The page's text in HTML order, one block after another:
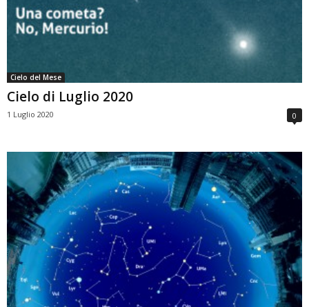
Cielo del Mese
Cielo di Luglio 2020
1 Luglio 2020 0